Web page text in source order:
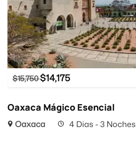
$15,750$14,175
Oaxaca Mágico Esencial
Oaxaca 4 Dias - 3 Noches